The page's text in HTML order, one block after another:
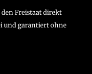
Freistaat direkt
und garantiert ohne